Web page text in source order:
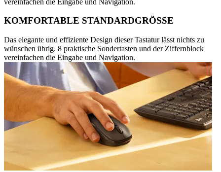
KOMFORTABLE STANDARDGRÖSSE
Das elegante und effiziente Design dieser Tastatur lässt nichts zu
wünschen übrig. 8 praktische Sondertasten und der Ziffernblock
vereinfachen die Eingabe und Navigation.